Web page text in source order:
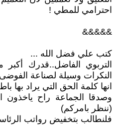
احترامي للمطي !
&&&&&
كتب علي فضل الله ...
التربوي الفاضل..قدرك
النكرات وسيلة لصناعة الفوضى
‏انها كلمة الحق التي يراد بها
‏وصدقا الجماعة راح ياخذون
(ننظر بامركم)
‏فلنطالب بتخفيض رواتب